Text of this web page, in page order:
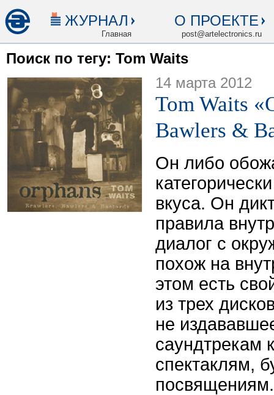
ЖУРНАЛ
Главная
О ПРОЕКТЕ
post@artelectronics.ru
Поиск по тегу: Tom Waits
14 марта 2012
Tom Waits
Bawlers &
Он либо
вкуса. Он
правила
диалог с
похож на
этом есть
из трех
не
саундтрекам
спектаклям,